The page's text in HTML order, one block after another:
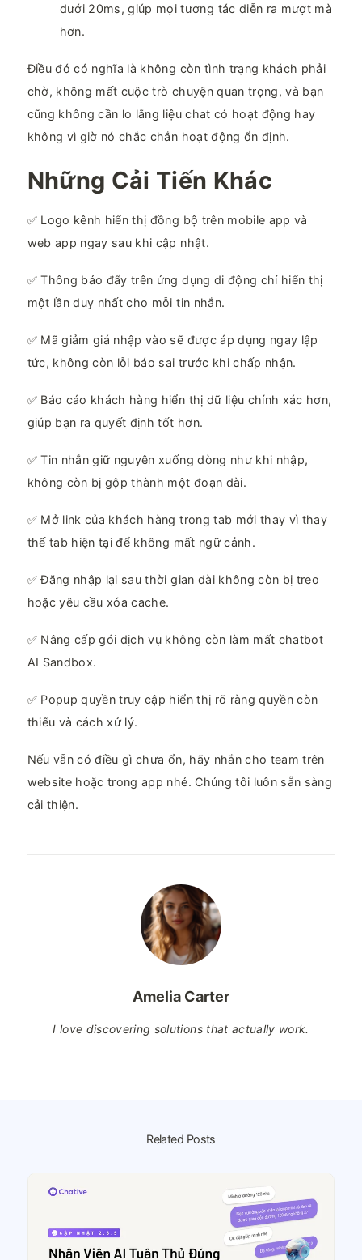
dưới 20ms, giúp mọi tương tác diễn ra mượt mà
hơn.
Điều đó có nghĩa là không còn tình trạng khách phải
chờ, không mất cuộc trò chuyện quan trọng, và bạn
cũng không cần lo lắng liệu chat có hoạt động hay
không vì giờ nó chắc chắn hoạt động ổn định.
Những Cải Tiến Khác
✅ Logo kênh hiển thị đồng bộ trên mobile app và
web app ngay sau khi cập nhật.
✅ Thông báo đẩy trên ứng dụng di động chỉ hiển thị
một lần duy nhất cho mỗi tin nhắn.
✅ Mã giảm giá nhập vào sẽ được áp dụng ngay lập
tức, không còn lỗi báo sai trước khi chấp nhận.
✅ Báo cáo khách hàng hiển thị dữ liệu chính xác hơn,
giúp bạn ra quyết định tốt hơn.
✅ Tin nhắn giữ nguyên xuống dòng như khi nhập,
không còn bị gộp thành một đoạn dài.
✅ Mở link của khách hàng trong tab mới thay vì thay
thế tab hiện tại để không mất ngữ cảnh.
✅ Đăng nhập lại sau thời gian dài không còn bị treo
hoặc yêu cầu xóa cache.
✅ Nâng cấp gói dịch vụ không còn làm mất chatbot
AI Sandbox.
✅ Popup quyền truy cập hiển thị rõ ràng quyền còn
thiếu và cách xử lý.
Nếu vẫn có điều gì chưa ổn, hãy nhắn cho team trên
website hoặc trong app nhé. Chúng tôi luôn sẵn sàng
cải thiện.
Amelia Carter
I love discovering solutions that actually work.
Related Posts